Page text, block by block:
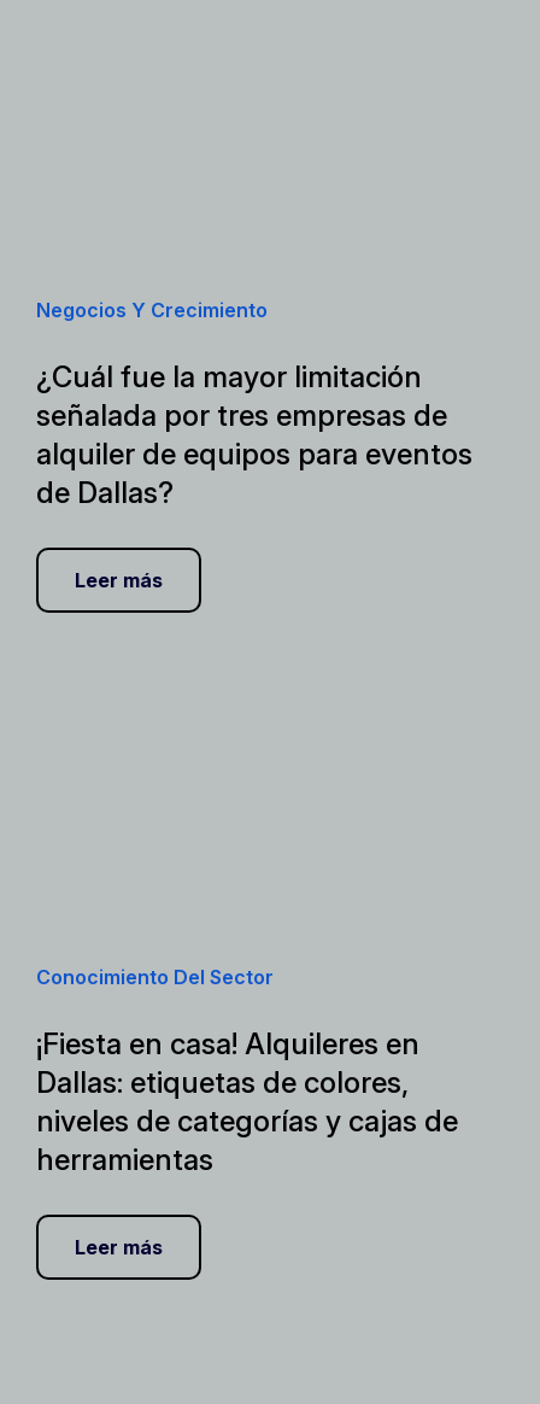
Negocios Y Crecimiento
¿Cuál fue la mayor limitación
señalada por tres empresas de
alquiler de equipos para eventos
de Dallas?
Leer más
Conocimiento Del Sector
¡Fiesta en casa! Alquileres en
Dallas: etiquetas de colores,
niveles de categorías y cajas de
herramientas
Leer más